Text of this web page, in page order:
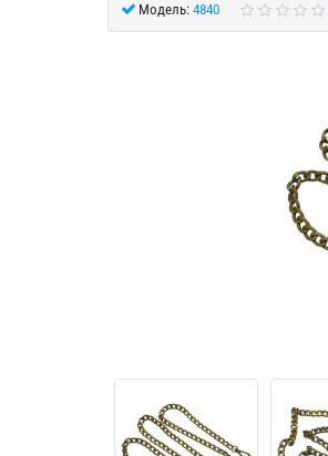
Модель: 4840